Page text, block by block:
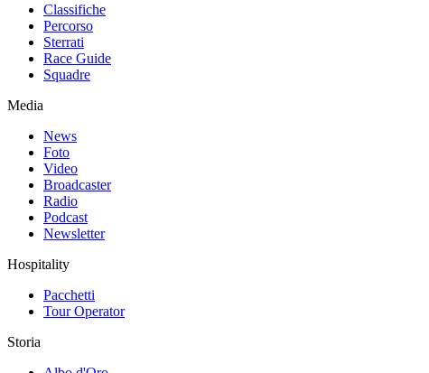
Classifiche
Percorso
Sterrati
Race Guide
Squadre
Media
News
Foto
Video
Broadcaster
Radio
Podcast
Newsletter
Hospitality
Pacchetti
Tour Operator
Storia